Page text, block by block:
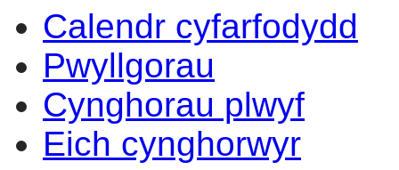
Calendr cyfarfodydd
Pwyllgorau
Cynghorau plwyf
Eich cynghorwyr